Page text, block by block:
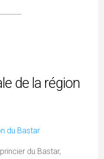
de la région
du Bastar,